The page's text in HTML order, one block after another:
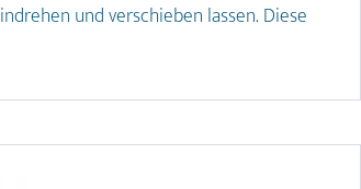
und verschieben lassen. Diese